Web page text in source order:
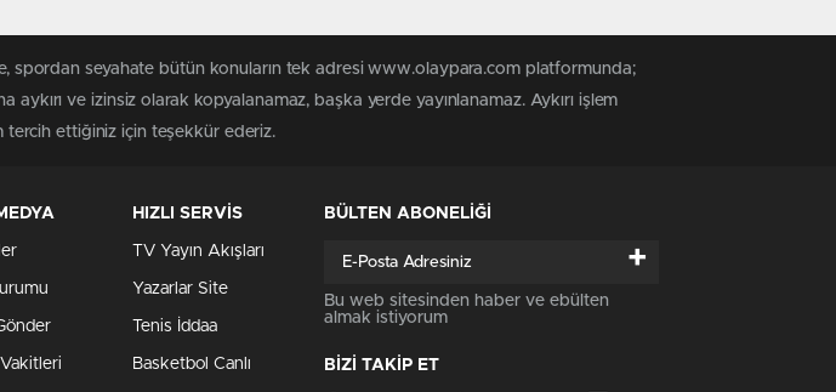
spordan seyahate bütün konuların tek adresi www.olaypara.com platformunda;
ve izinsiz olarak kopyalanamaz, başka yerde yayınlanamaz. Aykırı işlem
tercih ettiğiniz için teşekkür ederiz.
HIZLI SERVİS
TV Yayın Akışları
Yazarlar Site
Tenis İddaa
Basketbol Canlı
BÜLTEN ABONELİĞİ
+
Bu web sitesinden haber ve ebülten
almak istiyorum
BİZİ TAKİP ET